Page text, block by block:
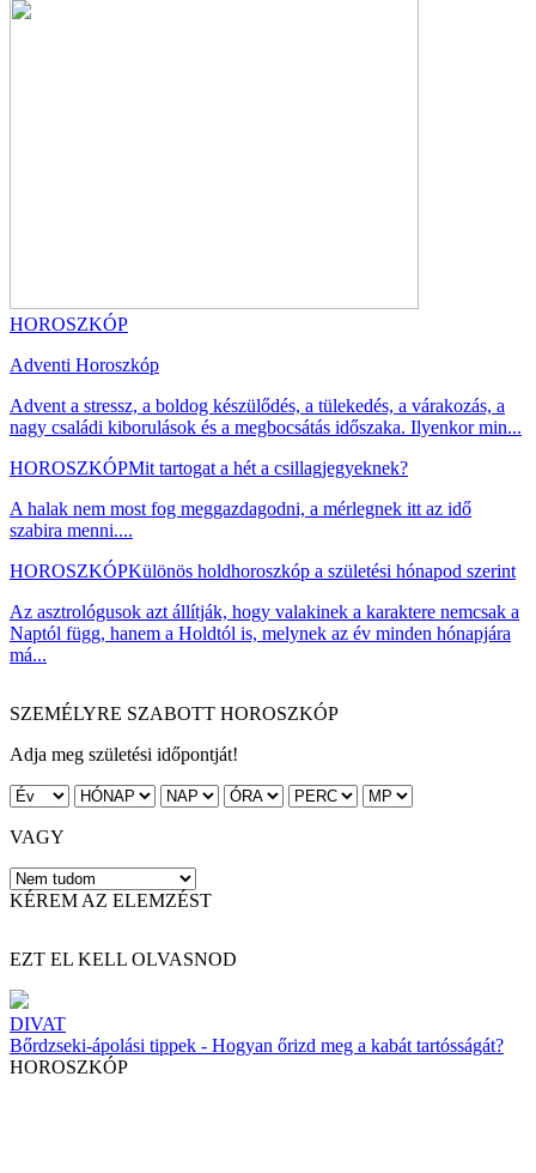
HOROSZKÓP
Adventi Horoszkóp
Advent a stressz, a boldog készülődés, a tülekedés, a várakozás, a
nagy családi kiborulások és a megbocsátás időszaka. Ilyenkor min...
HOROSZKÓPMit tartogat a hét a csillagjegyeknek?
A halak nem most fog meggazdagodni, a mérlegnek itt az idő
szabira menni....
HOROSZKÓPKülönös holdhoroszkóp a születési hónapod szerint
Az asztrológusok azt állítják, hogy valakinek a karaktere nemcsak a
Naptól függ, hanem a Holdtól is, melynek az év minden hónapjára
má...
SZEMÉLYRE SZABOTT HOROSZKÓP
Adja meg születési időpontját!
VAGY
KÉREM AZ ELEMZÉST
EZT EL KELL OLVASNOD
DIVAT
Bőrdzseki-ápolási tippek - Hogyan őrizd meg a kabát tartósságát?
HOROSZKÓP